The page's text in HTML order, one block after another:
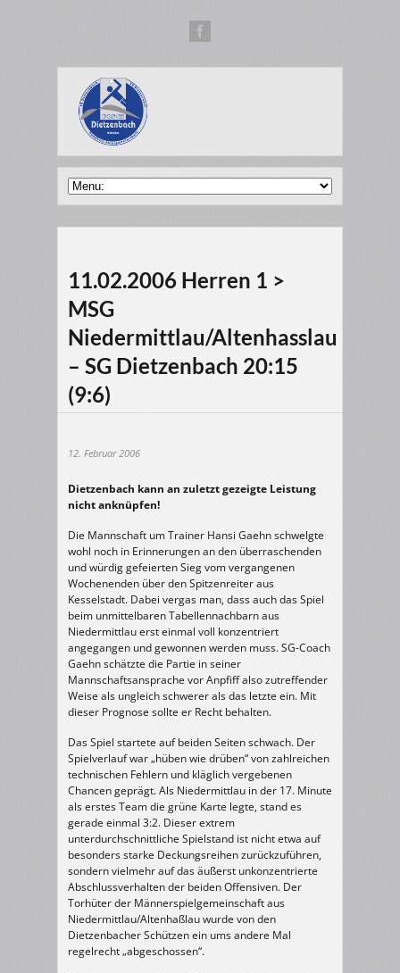
11.02.2006 Herren 1 >
MSG
Niedermittlau/Altenhasslau
– SG Dietzenbach 20:15
(9:6)
12. Februar 2006
Dietzenbach kann an zuletzt gezeigte Leistung
nicht anknüpfen!
Die Mannschaft um Trainer Hansi Gaehn schwelgte
wohl noch in Erinnerungen an den überraschenden
und würdig gefeierten Sieg vom vergangenen
Wochenenden über den Spitzenreiter aus
Kesselstadt. Dabei vergas man, dass auch das Spiel
beim unmittelbaren Tabellennachbarn aus
Niedermittlau erst einmal voll konzentriert
angegangen und gewonnen werden muss. SG-Coach
Gaehn schätzte die Partie in seiner
Mannschaftsansprache vor Anpfiff also zutreffender
Weise als ungleich schwerer als das letzte ein. Mit
dieser Prognose sollte er Recht behalten.
Das Spiel startete auf beiden Seiten schwach. Der
Spielverlauf war „hüben wie drüben“ von zahlreichen
technischen Fehlern und kläglich vergebenen
Chancen geprägt. Als Niedermittlau in der 17. Minute
als erstes Team die grüne Karte legte, stand es
gerade einmal 3:2. Dieser extrem
unterdurchschnittliche Spielstand ist nicht etwa auf
besonders starke Deckungsreihen zurückzuführen,
sondern vielmehr auf das äußerst unkonzentrierte
Abschlussverhalten der beiden Offensiven. Der
Torhüter der Männerspielgemeinschaft aus
Niedermittlau/Altenhaßlau wurde von den
Dietzenbacher Schützen ein ums andere Mal
regelrecht „abgeschossen“.